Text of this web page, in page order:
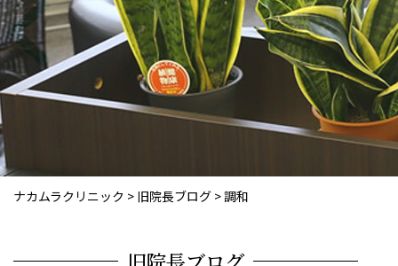
ナカムラクリニック > 旧院長ブログ >調和